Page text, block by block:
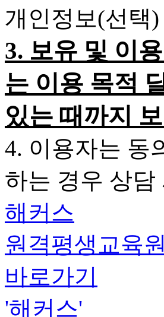
개인정보(선택)
3. 보유 및 이
는 이용 목적
있는 때까지
4. 이용자는 동
하는 경우 상
해커스
원격평생교육원
바로가기
'해커스'